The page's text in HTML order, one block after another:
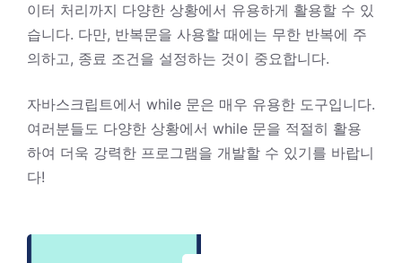
이터 처리까지 다양한 상황에서 유용하게 활용할 수 있
습니다. 다만, 반복문을 사용할 때에는 무한 반복에 주
의하고, 종료 조건을 설정하는 것이 중요합니다.
자바스크립트에서 while 문은 매우 유용한 도구입니다.
여러분들도 다양한 상황에서 while 문을 적절히 활용
하여 더욱 강력한 프로그램을 개발할 수 있기를 바랍니
다!